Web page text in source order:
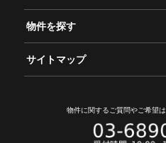
物件を探す
サイトマップ
物件に関するご質問やご希望は